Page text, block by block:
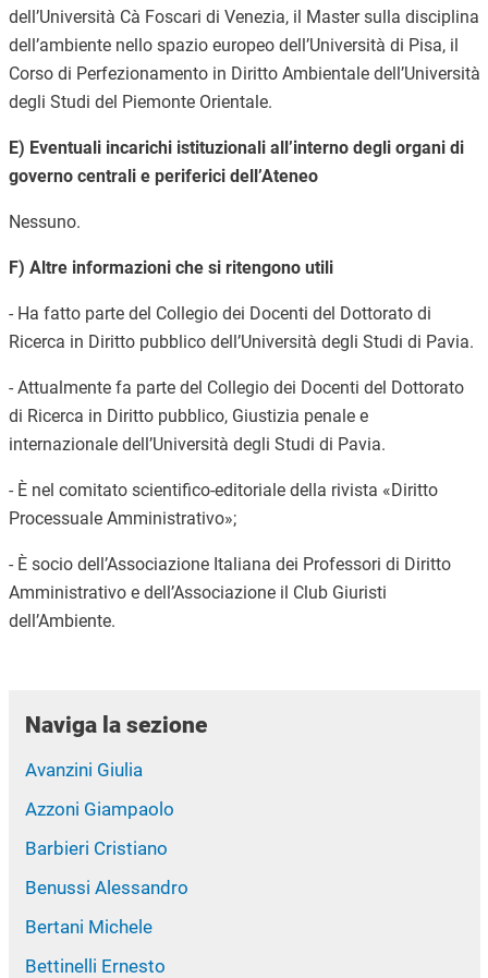
dell’Università Cà Foscari di Venezia, il Master sulla disciplina
dell’ambiente nello spazio europeo dell’Università di Pisa, il
Corso di Perfezionamento in Diritto Ambientale dell’Università
degli Studi del Piemonte Orientale.
E) Eventuali incarichi istituzionali all’interno degli organi di
governo centrali e periferici dell’Ateneo
Nessuno.
F) Altre informazioni che si ritengono utili
- Ha fatto parte del Collegio dei Docenti del Dottorato di
Ricerca in Diritto pubblico dell’Università degli Studi di Pavia.
- Attualmente fa parte del Collegio dei Docenti del Dottorato
di Ricerca in Diritto pubblico, Giustizia penale e
internazionale dell’Università degli Studi di Pavia.
- È nel comitato scientifico-editoriale della rivista «Diritto
Processuale Amministrativo»;
- È socio dell’Associazione Italiana dei Professori di Diritto
Amministrativo e dell’Associazione il Club Giuristi
dell’Ambiente.
Naviga la sezione
Avanzini Giulia
Azzoni Giampaolo
Barbieri Cristiano
Benussi Alessandro
Bertani Michele
Bettinelli Ernesto